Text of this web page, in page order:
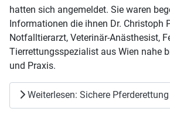
hatten sich angemeldet. Sie waren
Informationen die ihnen Dr. Christoph
Notfalltierarzt, Veterinär-Anästhesist,
Tierrettungsspezialist aus Wien nahe
und Praxis.
Weiterlesen: Sichere Pferderettung